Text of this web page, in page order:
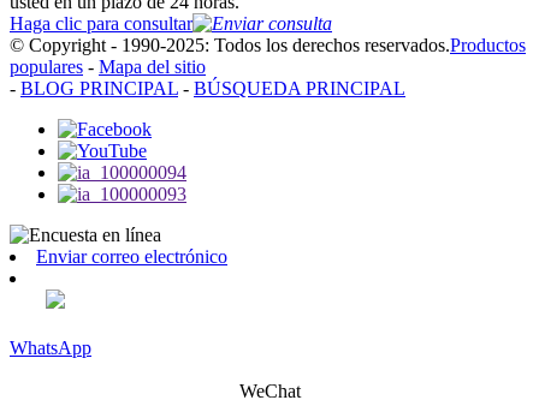
Haga clic para consultar
© Copyright - 1990-2025: Todos los derechos reservados.Productos
populares - Mapa del sitio
- BLOG PRINCIPAL - BÚSQUEDA PRINCIPAL
Enviar correo electrónico
WhatsApp
WeChat